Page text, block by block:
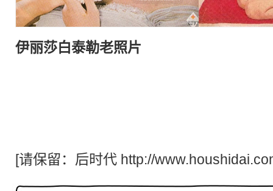
伊丽莎白泰勒老照片
[请保留： 后时代 http://